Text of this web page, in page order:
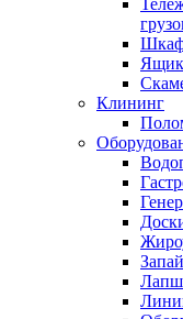
Клининг